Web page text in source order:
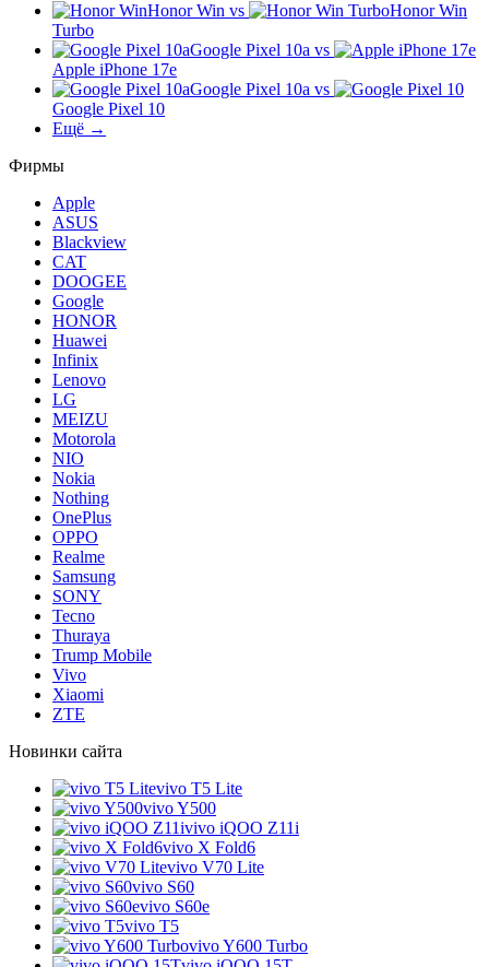
Honor Win vs
Honor Win
Turbo
Google Pixel 10a vs
Apple iPhone 17e
Google Pixel 10a vs
Google Pixel 10
Ещё →
Фирмы
Apple
ASUS
Blackview
CAT
DOOGEE
Google
HONOR
Huawei
Infinix
Lenovo
LG
MEIZU
Motorola
NIO
Nokia
Nothing
OnePlus
OPPO
Realme
Samsung
SONY
Tecno
Thuraya
Trump Mobile
Vivo
Xiaomi
ZTE
Новинки сайта
vivo T5 Lite
vivo Y500
vivo iQOO Z11i
vivo X Fold6
vivo V70 Lite
vivo S60
vivo S60e
vivo T5
vivo Y600 Turbo